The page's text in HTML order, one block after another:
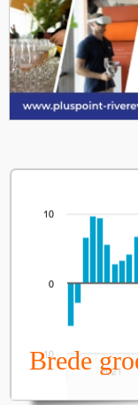
Brede